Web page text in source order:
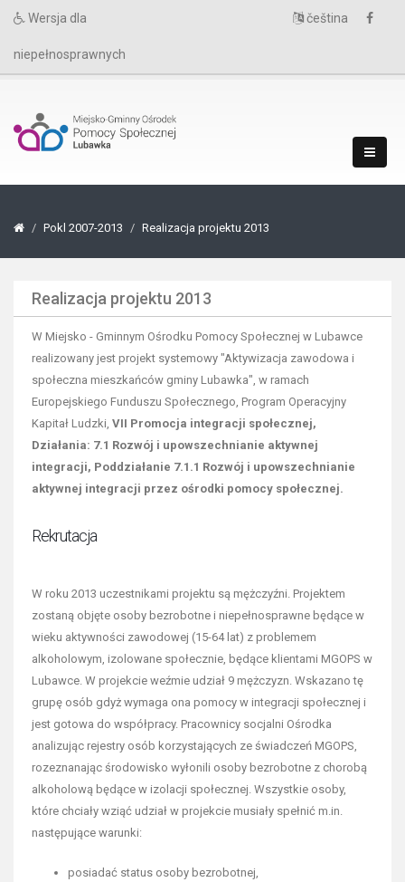
Wersja dla
niepełnosprawnych
čeština
Pokl 2007-2013 Realizacja projektu 2013
Realizacja projektu 2013
W Miejsko - Gminnym Ośrodku Pomocy Społecznej w Lubawce
realizowany jest projekt systemowy "Aktywizacja zawodowa i
społeczna mieszkańców gminy Lubawka", w ramach
Europejskiego Funduszu Społecznego, Program Operacyjny
Kapitał Ludzki, VII Promocja integracji społecznej,
Działania: 7.1 Rozwój i upowszechnianie aktywnej
integracji, Poddziałanie 7.1.1 Rozwój i upowszechnianie
aktywnej integracji przez ośrodki pomocy społecznej.
Rekrutacja
W roku 2013 uczestnikami projektu są mężczyźni. Projektem
zostaną objęte osoby bezrobotne i niepełnosprawne będące w
wieku aktywności zawodowej (15-64 lat) z problemem
alkoholowym, izolowane społecznie, będące klientami MGOPS w
Lubawce. W projekcie weźmie udział 9 mężczyzn. Wskazano tę
grupę osób gdyż wymaga ona pomocy w integracji społecznej i
jest gotowa do współpracy. Pracownicy socjalni Ośrodka
analizując rejestry osób korzystających ze świadczeń MGOPS,
rozeznanając środowisko wyłonili osoby bezrobotne z chorobą
alkoholową będące w izolacji społecznej. Wszystkie osoby,
które chciały wziąć udział w projekcie musiały spełnić m.in.
następujące warunki:
posiadać status osoby bezrobotnej,